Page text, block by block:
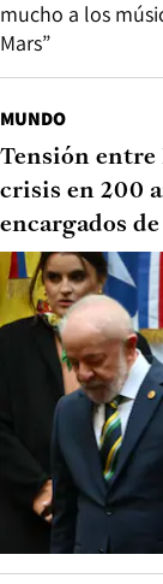
mucho a los
Mars”
MUNDO
Tensión
crisis en 200
encargados